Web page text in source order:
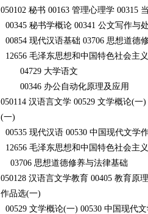
050102 秘书 00163 管理心理学 00315
00345 秘书学概论 00341 公文写作与
00854 现代汉语基础 03706 思想道
12656 毛泽东思想和中国特色社会
04729 大学语文
00346 办公自动化原理及应用
050114 汉语言文学 00529 文学概论(
(一)
00535 现代汉语 00530 中国现代文学
12656 毛泽东思想和中国特色社会主
03706 思想道德修养与法律基础
050128 汉语言文学教育 00405 教育原
作品选(一)
00529 文学概论(一) 00530 中国现代